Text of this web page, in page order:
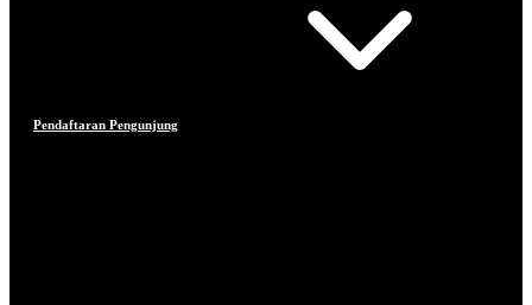
Pendaftaran Pengunjung